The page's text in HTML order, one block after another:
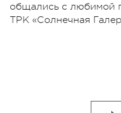
общались с любимой
ТРК «Солнечная